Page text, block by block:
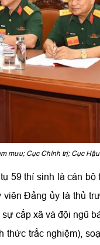
mưu; Cục Chính trị; Cục
59 thí sinh là cán
Đảng ủy là thủ
cấp xã và đội ngũ
thức trắc nghiệm),